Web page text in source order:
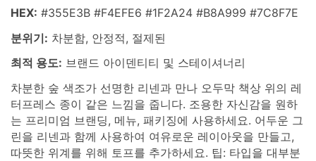
HEX: #355E3B #F4EFE6 #1F2A24 #B8A999 #7C8F7E
분위기: 차분함, 안정적, 절제된
최적 용도: 브랜드 아이덴티티 및 스테이셔너리
차분한 숲 색조가 선명한 리넨과 만나 오두막 책상 위의 레
터프레스 종이 같은 느낌을 줍니다. 조용한 자신감을 원하
는 프리미엄 브랜딩, 메뉴, 패키징에 사용하세요. 어두운 그
린을 리넨과 함께 사용하여 여유로운 레이아웃을 만들고,
따뜻한 위계를 위해 토프를 추가하세요. 팁: 타입을 대부분